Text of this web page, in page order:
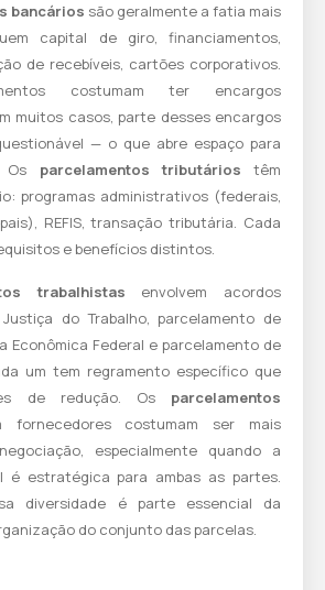
bancários são geralmente a fatia mais
capital de giro, financiamentos,
de recebíveis, cartões corporativos.
costumam ter encargos
muitos casos, parte desses encargos
— o que abre espaço para
Os parcelamentos tributários têm
programas administrativos (federais,
REFIS, transação tributária. Cada
e benefícios distintos.
trabalhistas envolvem acordos
do Trabalho, parcelamento de
Econômica Federal e parcelamento de
um tem regramento específico que
de redução. Os parcelamentos
fornecedores costumam ser mais
especialmente quando a
é estratégica para ambas as partes.
diversidade é parte essencial da
do conjunto das parcelas.